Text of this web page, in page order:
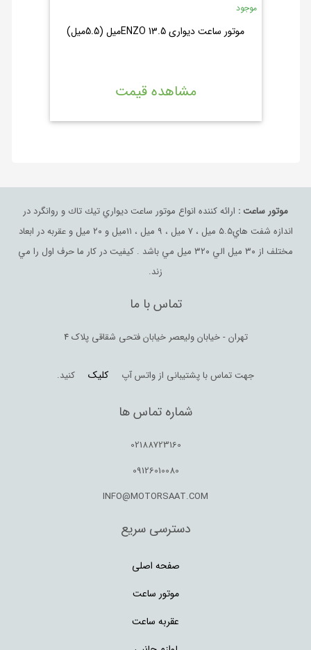
موجود
موتور ساعت دیواری ENZO 13.5میل (5.5میل)
مشاهده قیمت
موتور ساعت : ارائه كننده انواع موتور ساعت ديواري تيك تاك و روانگرد در
اندازه شفت هاي٥.٥ ميل ، ٧ ميل ، ٩ ميل ، ١١ميل و ٢٠ ميل و عقربه در ابعاد
مختلف از ٣٠ ميل الي ٣٢٠ ميل مي باشد . كيفيت در كار ما حرف اول را مي
زند.
تماس با ما
تهران - خیابان ولیعصر خیابان فتحی شقاقی پلاک 4
جهت تماس با پشتیبانی از واتس آپ کلیک کنید.
شماره تماس ها
02188723160
09126010080
INFO@MOTORSAAT.COM
دسترسی سریع
صفحه اصلی
موتور ساعت
عقربه ساعت